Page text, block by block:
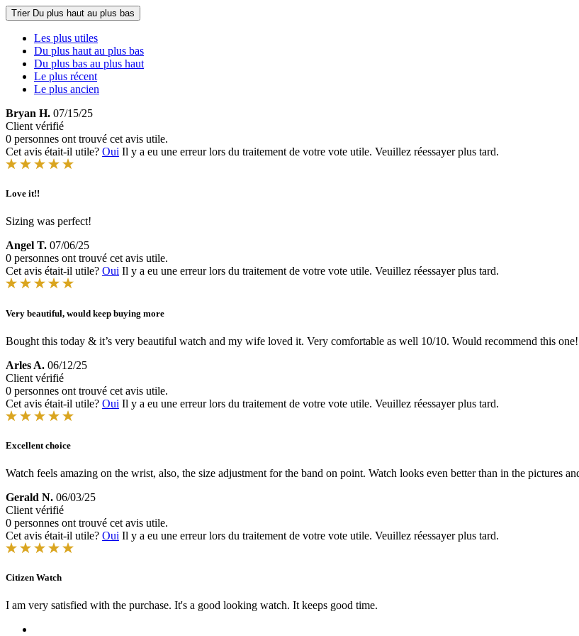
Trier Du plus haut au plus bas
Les plus utiles
Du plus haut au plus bas
Du plus bas au plus haut
Le plus récent
Le plus ancien
Bryan H. 07/15/25
Client vérifié
0 personnes ont trouvé cet avis utile.
Cet avis était-il utile? Oui Il y a eu une erreur lors du traitement de votre vote utile. Veuillez réessayer plus tard.
Love it!!
Sizing was perfect!
Angel T. 07/06/25
0 personnes ont trouvé cet avis utile.
Cet avis était-il utile? Oui Il y a eu une erreur lors du traitement de votre vote utile. Veuillez réessayer plus tard.
Very beautiful, would keep buying more
Bought this today & it’s very beautiful watch and my wife loved it. Very comfortable as well 10/10. Would recommend this
Arles A. 06/12/25
Client vérifié
0 personnes ont trouvé cet avis utile.
Cet avis était-il utile? Oui Il y a eu une erreur lors du traitement de votre vote utile. Veuillez réessayer plus tard.
Excellent choice
Watch feels amazing on the wrist, also, the size adjustment for the band on point. Watch looks even better than in the pictures
Gerald N. 06/03/25
Client vérifié
0 personnes ont trouvé cet avis utile.
Cet avis était-il utile? Oui Il y a eu une erreur lors du traitement de votre vote utile. Veuillez réessayer plus tard.
Citizen Watch
I am very satisfied with the purchase. It's a good looking watch. It keeps good time.